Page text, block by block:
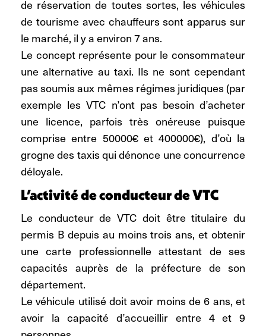
de réservation de toutes sortes, les véhicules
de tourisme avec chauffeurs sont apparus sur
le marché, il y a environ 7 ans.
Le concept représente pour le consommateur
une alternative au taxi. Ils ne sont cependant
pas soumis aux mêmes régimes juridiques (par
exemple les VTC n’ont pas besoin d’acheter
une licence, parfois très onéreuse puisque
comprise entre 50000€ et 400000€), d’où la
grogne des taxis qui dénonce une concurrence
déloyale.
L’activité de conducteur de VTC
Le conducteur de VTC doit être titulaire du
permis B depuis au moins trois ans, et obtenir
une carte professionnelle attestant de ses
capacités auprès de la préfecture de son
département.
Le véhicule utilisé doit avoir moins de 6 ans, et
avoir la capacité d’accueillir entre 4 et 9